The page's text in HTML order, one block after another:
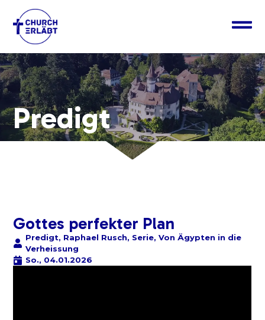
Predigt
Gottes perfekter Plan
Predigt, Raphael Rusch, Serie,Von Ägypten in die
Verheissung
So., 04.01.2026